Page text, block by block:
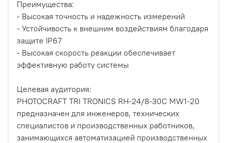
Преимущества:
- Высокая точность и надежность измерений
- Устойчивость к внешним воздействиям благодаря
защите IP67
- Высокая скорость реакции обеспечивает
эффективную работу системы
Целевая аудитория:
PHOTOCRAFT TRI TRONICS RH-24/8-30C MW1-20
предназначен для инженеров, технических
специалистов и производственных работников,
занимающихся автоматизацией производственных